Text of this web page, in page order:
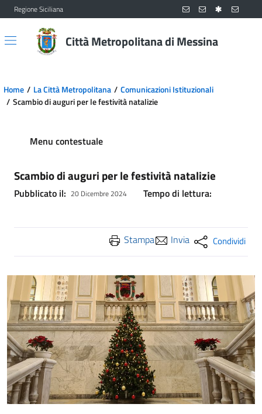
Vai al contenuto principale
Vai al menu principale
Regione Siciliana
Città Metropolitana di Messina
Home La Città Metropolitana
Comunicazioni Istituzionali
Scambio di auguri per le festività natalizie
Menu contestuale
Scambio di auguri per le festività natalizie
Pubblicato il: 20 Dicembre 2024 Tempo di lettura:
Stampa Invia Condividi